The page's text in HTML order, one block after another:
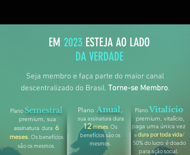
EM 2023 ESTEJA AO LADO
DA VERDADE
Seja membro e faça parte do maior canal
descentralizado do Brasil. Torne-se Membro.
Plano Semestral
premium, sua
assinatura dura 6
meses. Os benefícios
sãoos mesmos.
Plano Anual,
sua assinatura dura
12meses. Os
benefícios sãoos
mesmos.
PlanoVitalício
premium, vitalício,
paga uma única vez
e dura por toda vida/
50% do lucro é doado
para ação social.